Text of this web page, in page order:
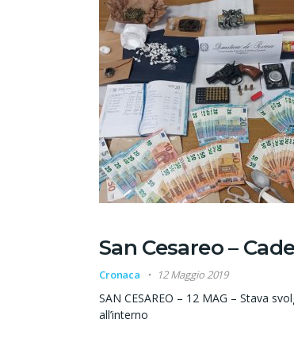
San Cesareo –
Cronaca 12 Maggio 2019
SAN CESAREO – 12 MAG – Stava
all’interno